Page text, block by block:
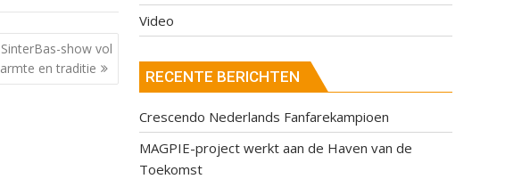
show vol
en traditie
Video
RECENTE BERICHTEN
Crescendo Nederlands Fanfarekampioen
MAGPIE-project werkt aan de Haven van de
Toekomst